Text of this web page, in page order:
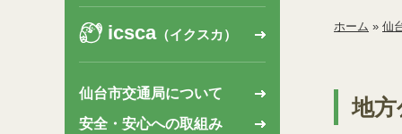
ホーム » 仙
地
icsca（イクスカ）
仙台市交通局について
安全・安心への取組み